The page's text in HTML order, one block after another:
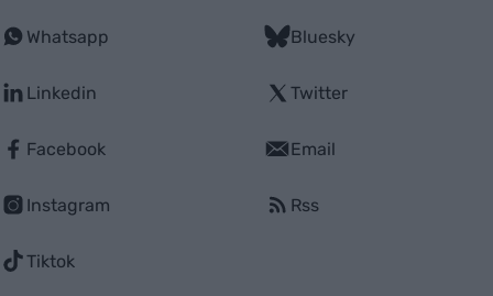
Whatsapp
Linkedin
Facebook
Instagram
Tiktok
Bluesky
Twitter
Email
Rss